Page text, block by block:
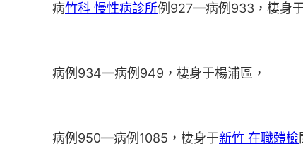
病竹科 慢性病診所例927—病例933，棲身于
病例934—病例949，棲身于楊浦區，
病例950—病例1085，棲身于新竹 在職體檢